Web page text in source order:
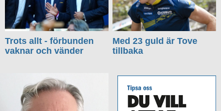
Trots allt - förbunden
vaknar och vänder
Med 23 guld är Tove
tillbaka